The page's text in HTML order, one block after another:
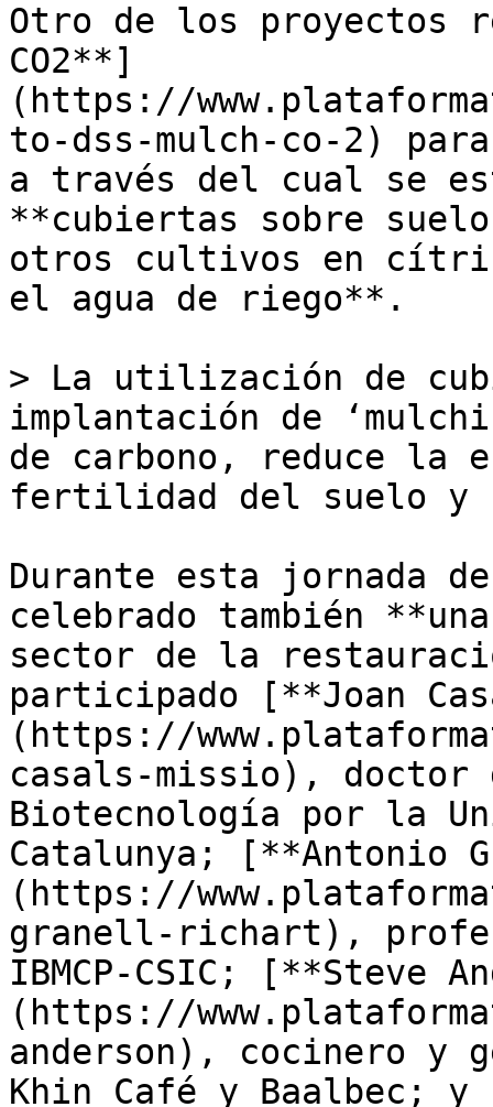
Otro de los proyectos
CO2**]
(https://
to-dss-mulch-co-2)
a través del cual se
**cubiertas sobre
otros cultivos en
el agua de riego**.
> La utilización de
implantación de
de carbono, reduce la
fertilidad del suelo y
Durante esta jornada
celebrado también
sector de la
participado [**Joan
(https://
casals-missio), doctor
Biotecnología por la
Catalunya; [**Antonio
(https://
granell-richart),
IBMCP-CSIC; [**Steve
(https://
anderson), cocinero y
Khin Café y Baalbec; y